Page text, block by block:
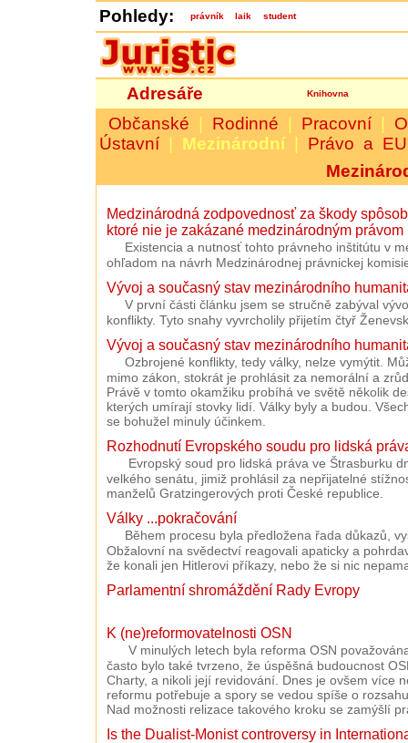
Pohledy: právník laik student
Adresáře Knihovna
Občanské Rodinné Pracovní
Ústavní
Mezinárodní| Právo a EU
Medzinárodná zodpovednosť za škody
ktoré nie je zakázané medzinárodným právom
Existencia a nutnosť tohto právneho inštitútu v
ohľadom na návrh Medzinárodnej právnickej
Vývoj a současný stav mezinárodního
V první části článku jsem se stručně zabýval
konflikty. Tyto snahy vyvrcholily přijetím čtyř
Vývoj a současný stav mezinárodního
Ozbrojené konflikty, tedy války, nelze vymýtit.
mimo zákon, stokrát je prohlásit za nemorální a
Právě v tomto okamžiku probíhá ve světě několik
kterých umírají stovky lidí. Války byly a budou.
se bohužel minuly účinkem.
Rozhodnutí Evropského soudu pro lidská
Evropský soud pro lidská práva ve Štrasburku
velkého senátu, jimiž prohlásil za nepřijatelné
manželů Gratzingerových proti České republice.
Války ...pokračování
Během procesu byla předložena řada důkazů,
Obžalovní na svědectví reagovali apaticky a
že konali jen Hitlerovi příkazy, nebo že si nic
Parlamentní shromáždění Rady Evropy
K (ne)reformovatelnosti OSN
V minulých letech byla reforma OSN
často bylo také tvrzeno, že úspěšná budoucnost
Charty, a nikoli její revidování. Dnes je ovšem více
reformu potřebuje a spory se vedou spíše o
Nad možnosti relizace takového kroku se zamýšlí
Is the Dualist-Monist controversy in